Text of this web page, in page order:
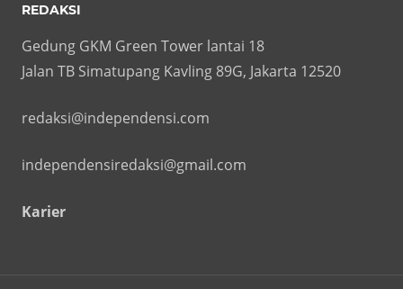
REDAKSI
Gedung GKM Green Tower lantai 18
Jalan TB Simatupang Kavling 89G, Jakarta 12520
redaksi@independensi.com
independensiredaksi@gmail.com
Karier